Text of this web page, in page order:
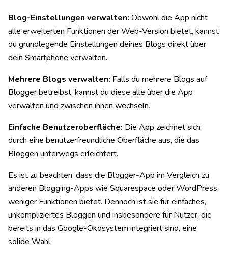
Blog-Einstellungen verwalten: Obwohl die App nicht
alle erweiterten Funktionen der Web-Version bietet, kannst
du grundlegende Einstellungen deines Blogs direkt über
dein Smartphone verwalten.
Mehrere Blogs verwalten: Falls du mehrere Blogs auf
Blogger betreibst, kannst du diese alle über die App
verwalten und zwischen ihnen wechseln.
Einfache Benutzeroberfläche: Die App zeichnet sich
durch eine benutzerfreundliche Oberfläche aus, die das
Bloggen unterwegs erleichtert.
Es ist zu beachten, dass die Blogger-App im Vergleich zu
anderen Blogging-Apps wie Squarespace oder WordPress
weniger Funktionen bietet. Dennoch ist sie für einfaches,
unkompliziertes Bloggen und insbesondere für Nutzer, die
bereits in das Google-Ökosystem integriert sind, eine
solide Wahl.